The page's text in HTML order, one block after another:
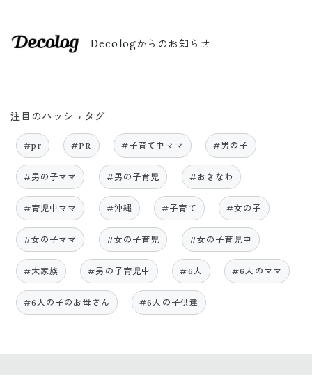
Decologからのお知らせ
注目のハッシュタグ
#pr #PR #子育て中ママ #男の子
#男の子ママ #男の子育児 #おきなわ
#育児中ママ #沖縄 #子育て #女の子
#女の子ママ #女の子育児 #女の子育児中
#大家族 #男の子育児中 #6人 #6人のママ
#6人の子のお母さん #6人の子供達